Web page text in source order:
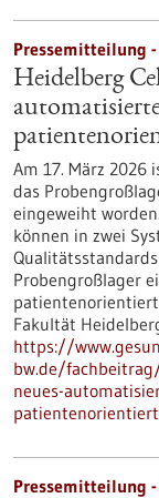
Pressemitteilung -
Heidelberg
Am 17. März 2026
das
eingeweiht
können in zwei
Probengroßlager
Fakultät
https://
bw.de/
neues-
Pressemitteilung -